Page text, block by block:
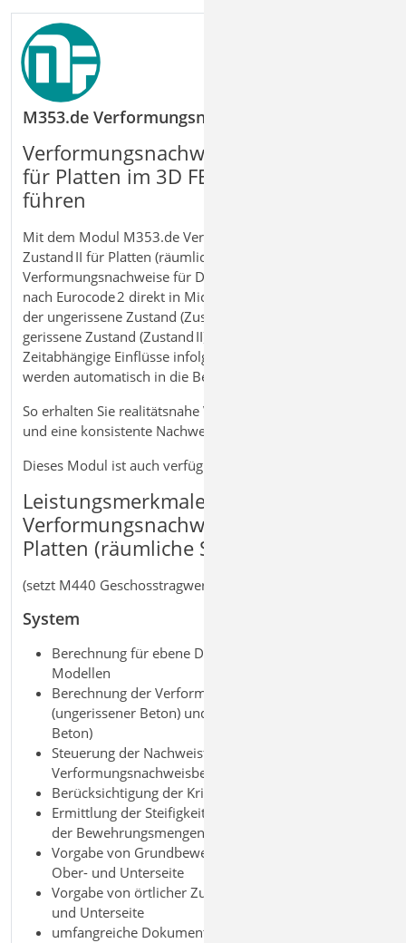
M353.de Verformungsnachweis Zustand II für
Verformungsnachweise im Zustand II
für Platten im 3D FE
führen
Mit dem Modul M353.de Verformungsnachweis
Zustand II für Platten (räumliche Systeme) führen Sie
Verformungsnachweise für Deckenplatten im 3D‑Modell
nach Eurocode 2 direkt in MicroFe. Dabei werden sowohl
der ungerissene Zustand (Zustand I) als auch der
gerissene Zustand (Zustand II) berücksichtigt.
Zeitabhängige Einflüsse infolge Kriechen und Schwinden
werden automatisch in die Berechnung einbezogen.
So erhalten Sie realitätsnahe Verformungsabschätzungen
und eine konsistente Nachweisführung im 3D FE‑Modell.
Dieses Modul ist auch verfügbar als M353.at | .ch | .it
Leistungsmerkmale M353.de
Verformungsnachweis Zustand II für
Platten (räumliche Systeme)
(setzt M440 Geschosstragwerke voraus)
System
Berechnung für ebene Deckenplatten in 3D-
Modellen
Berechnung der Verformungen im Zustand I
(ungerissener Beton) und im Zustand II (gerissener
Beton)
Steuerung der Nachweisführung durch Vorgabe der
Verformungsnachweisbereiche
Berücksichtigung der Kriech- und Schwindeinflüsse
Ermittlung der Steifigkeiten unter Berücksichtigung
der Bewehrungsmengen
Vorgabe von Grundbewehrung je Plattenbereich für
Ober- und Unterseite
Vorgabe von örtlicher Zulagebewehrung für Ober-
und Unterseite
umfangreiche Dokumentationsmöglichkeiten